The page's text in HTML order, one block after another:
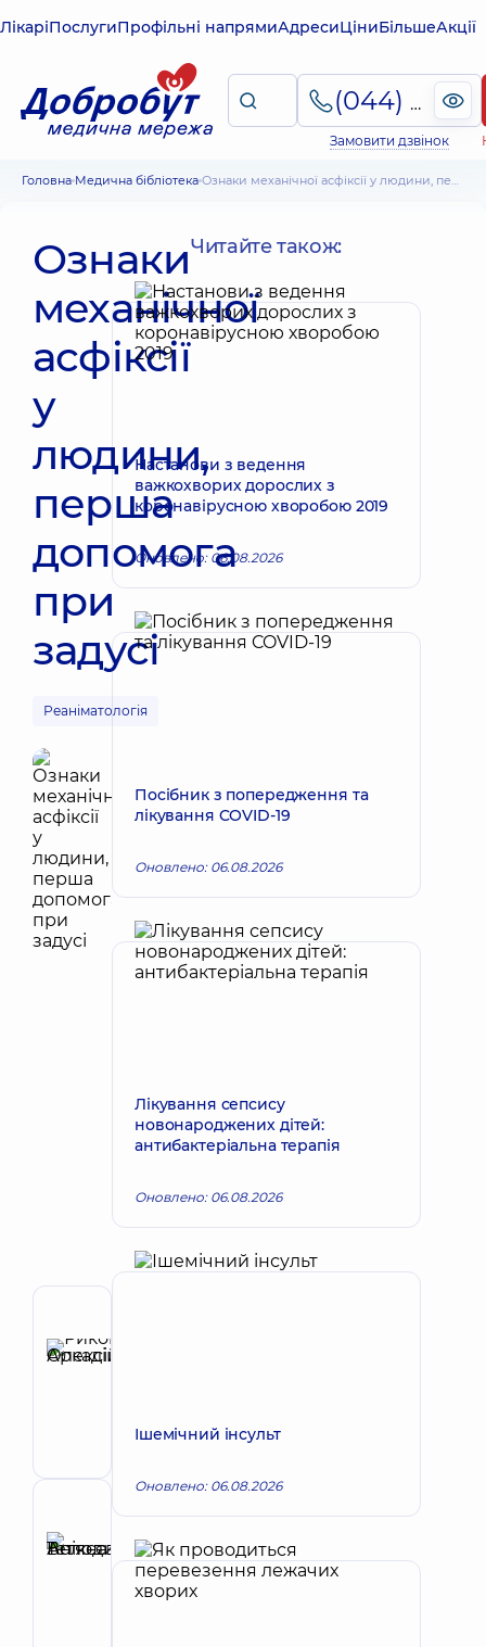
ЛікаріПослугиПрофільні напрямиАдресиЦіниБільшеАкції
(044) 495-2-888
Замовити дзвінок
Головна Медична бібліотека Ознаки механічної асфіксії у людини, перша допомога при задусі
Ознаки
механічної
асфіксії
у
людини,
перша
допомога
при
задусі
Реаніматологія
Гастроентеролог
Рецензент
Анікєєва
Тетяна
Володимирівна
Запис до лікаря
Читайте також:
Настанови з ведення
важкохворих дорослих з
коронавірусною хворобою 2019
Оновлено: 06.08.2026
Посібник з попередження та
лікування COVID-19
Оновлено: 06.08.2026
Лікування сепсису
новонароджених дітей:
антибактеріальна терапія
Оновлено: 06.08.2026
Ішемічний інсульт
Оновлено: 06.08.2026